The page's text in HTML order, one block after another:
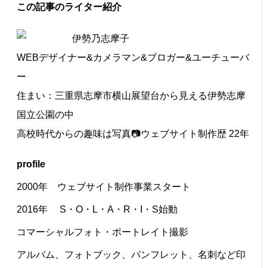
この記事のライター紹介
伊勢乃志摩子
WEBデザイナー&カメラマン&ブロガー&ユーチューバ
ー
住まい：三重県志摩市横山展望台から見える伊勢志摩
国立公園の中
高校時代からの趣味は写真📷ウェブサイト制作歴 22年
profile
2000年 ウェブサイト制作事業スタート
2016年 S・O・L・A・R・I・S始動
コマーシャルフォト・ポートレイト撮影
アルバム、フォトブック、パンフレット、名刺など印